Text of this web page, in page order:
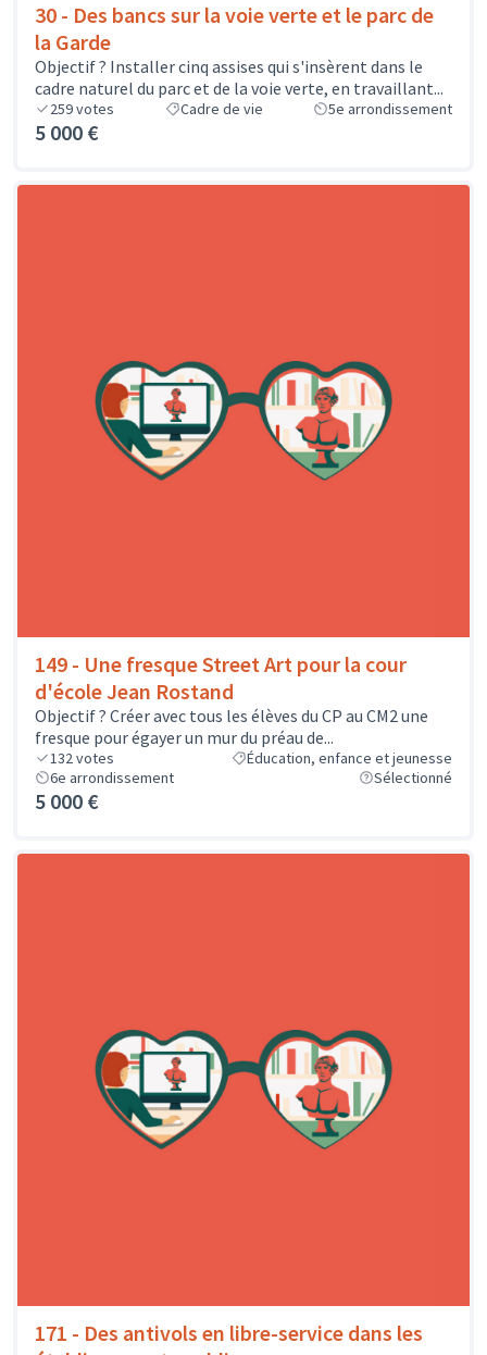
30 - Des bancs sur la voie verte et le parc de
la Garde
Objectif ? Installer cinq assises qui s'insèrent dans le
cadre naturel du parc et de la voie verte, en travaillant...
259votes Cadre de vie 5e arrondissement
5 000 €
149 - Une fresque Street Art pour la cour
d'école Jean Rostand
Objectif ? Créer avec tous les élèves du CP au CM2 une
fresque pour égayer un mur du préau de...
132votes
Éducation, enfance et jeunesse
6e arrondissement
Sélectionné
5 000 €
171 - Des antivols en libre-service dans les